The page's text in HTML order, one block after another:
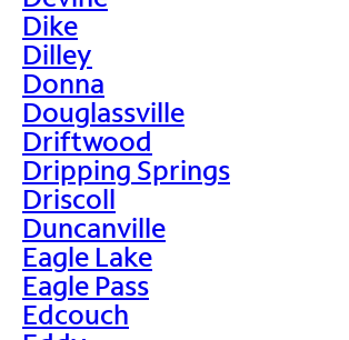
Dike
Dilley
Donna
Douglassville
Driftwood
Dripping Springs
Driscoll
Duncanville
Eagle Lake
Eagle Pass
Edcouch